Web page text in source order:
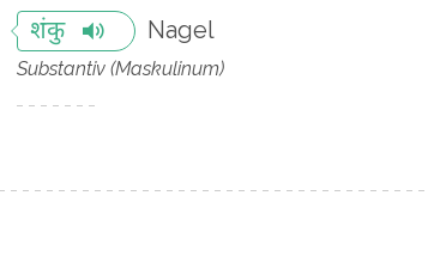
शंकु Nagel
Substantiv (Maskulinum)